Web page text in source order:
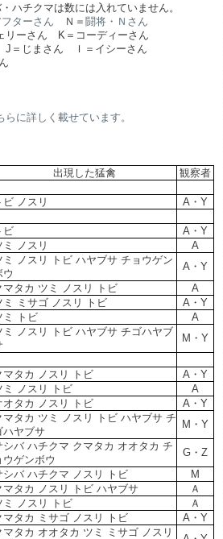
ハチクマは数には入れていません。
フターさん Ｎ＝ 闘将・Ｎさん
ん K＝コーディーさん
さん Ｉ＝イシーさん
に詳しく載せています。
出現した猛禽
観察者
ビ ノスリ
A・Y
ビ
A・Y
ミ ノスリ
A
ミ ノスリ トビ ハヤブサ チョウゲン
ウ
A・Y
マタカ ツミ ノスリ トビ
A
ミ ミサゴ ノスリ トビ
A・Y
ミ トビ
A
ミ ノスリ トビ ハヤブサ チゴハヤブ
M・Y
マタカ ノスリ トビ
A・Y
ミ ノスリ トビ
A
オタカ ノスリ トビ
A・Y
マタカ ツミ ノスリ トビ ハヤブサ チ
ハヤブサ
M・Y
シバ ハチクマ クマタカ オオタカ チ
ウゲンボウ
G・Z
シバ ハチクマ ノスリ トビ
M
マタカ ノスリ トビ ハヤブサ
Ａ
ミ ノスリ トビ
Ａ
マタカ ミサゴ ノスリ トビ
A・Y
マタカ オオタカ ツミ ミサゴ ノスリ